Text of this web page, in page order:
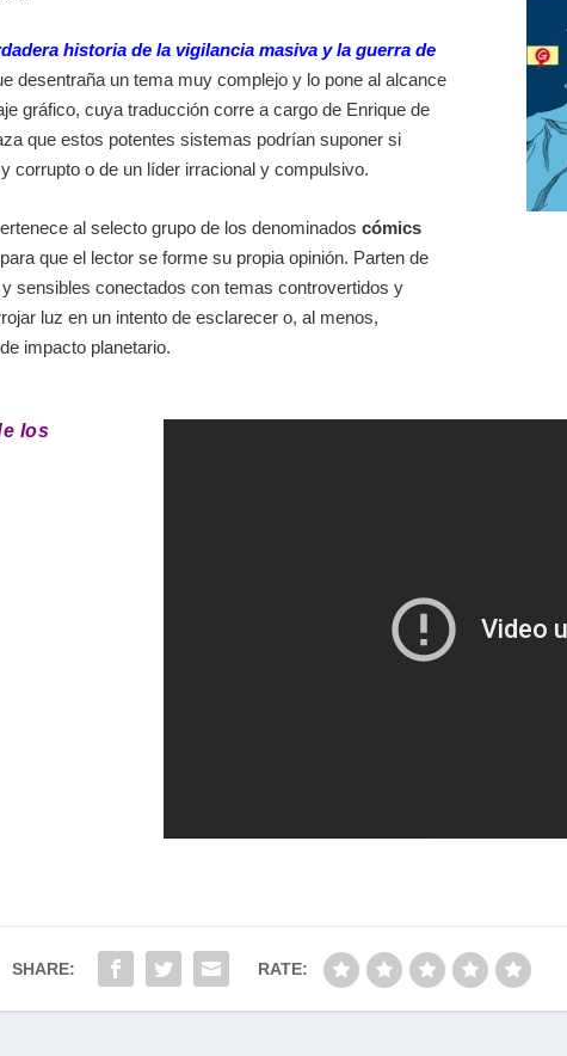
historia de la vigilancia masiva y la guerra de
desentraña un tema muy complejo y lo pone al alcance
gráfico, cuya traducción corre a cargo de Enrique de
que estos potentes sistemas podrían suponer si
corrupto o de un líder irracional y compulsivo.
al selecto grupo de los denominados cómics
que el lector se forme su propia opinión. Parten de
sensibles conectados con temas controvertidos y
luz en un intento de esclarecer o, al menos,
impacto planetario.
los
SHARE: RATE: